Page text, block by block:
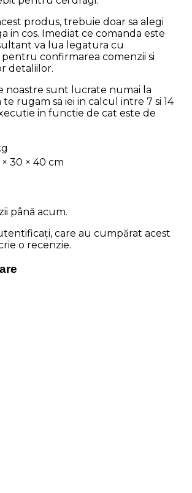
produs, trebuie doar sa alegi
in cos. Imediat ce comanda este
va lua legatura cu
confirmarea comenzii si
detaliilor.
noastre sunt lucrate numai la
te rugam sa iei in calcul intre 7 si 14
in functie de cat este de
30 × 40 cm
până acum.
care au cumpărat acest
o recenzie.